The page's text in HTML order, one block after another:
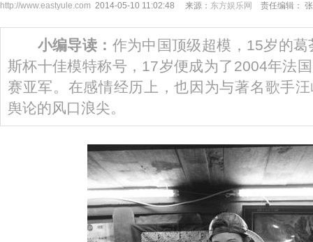
http://www.eastyule.com 2014-05-10 11:02:48 来源： 东方娱乐网 责任编辑：
小编导读： 作为中国顶级超模，15岁的
斯杯十佳模特称号，17岁便成为了2004年法
赛亚军。在感情经历上，也因为与著名歌手
舆论的风口浪尖。